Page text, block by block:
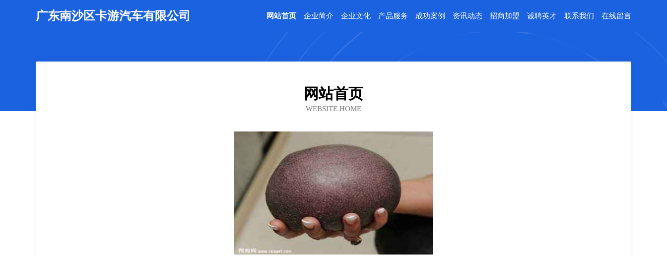
广东南沙区卡游汽车有限公司 网站首页 企业简介 企业文化 产品服务 成功案例 资讯动态 招商加盟 诚聘英才 联系我们 在线留言
网站首页
WEBSITE HOME